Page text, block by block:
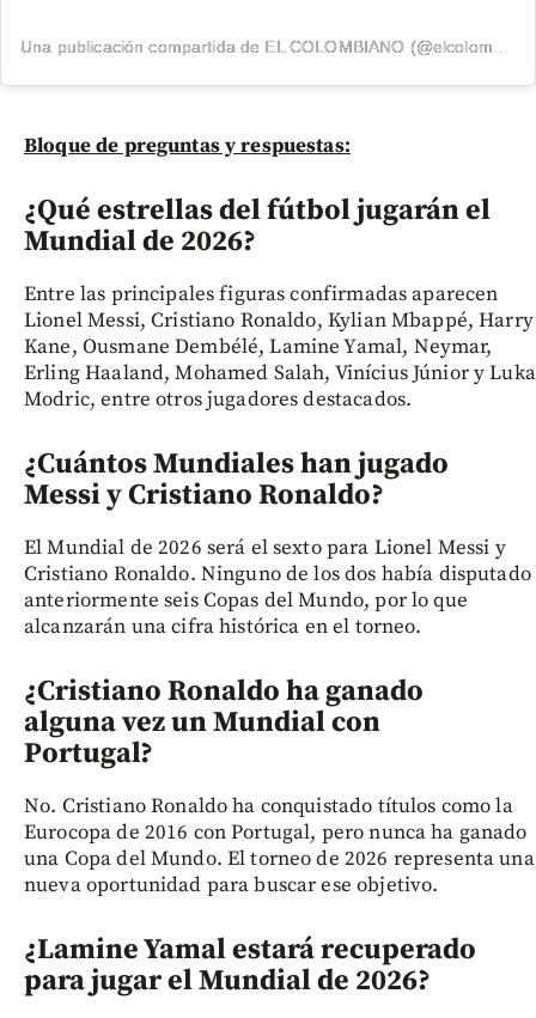
Bloque de preguntas y respuestas:
¿Qué estrellas del fútbol jugarán el
Mundial de 2026?
Entre las principales figuras confirmadas aparecen
Lionel Messi, Cristiano Ronaldo, Kylian Mbappé, Harry
Kane, Ousmane Dembélé, Lamine Yamal, Neymar,
Erling Haaland, Mohamed Salah, Vinícius Júnior y Luka
Modric, entre otros jugadores destacados.
¿Cuántos Mundiales han jugado
Messi y Cristiano Ronaldo?
El Mundial de 2026 será el sexto para Lionel Messi y
Cristiano Ronaldo. Ninguno de los dos había disputado
anteriormente seis Copas del Mundo, por lo que
alcanzarán una cifra histórica en el torneo.
¿Cristiano Ronaldo ha ganado
alguna vez un Mundial con
Portugal?
No. Cristiano Ronaldo ha conquistado títulos como la
Eurocopa de 2016 con Portugal, pero nunca ha ganado
una Copa del Mundo. El torneo de 2026 representa una
nueva oportunidad para buscar ese objetivo.
¿Lamine Yamal estará recuperado
para jugar el Mundial de 2026?